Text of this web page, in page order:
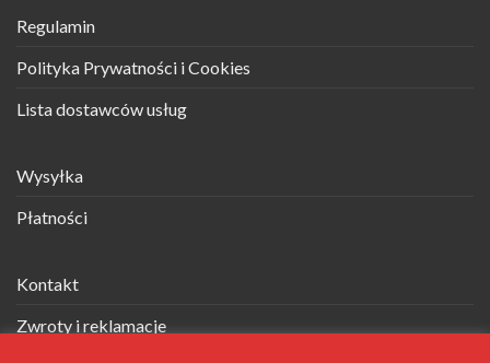
Regulamin
Polityka Prywatności i Cookies
Lista dostawców usług
Wysyłka
Płatności
Kontakt
Zwroty i reklamacje